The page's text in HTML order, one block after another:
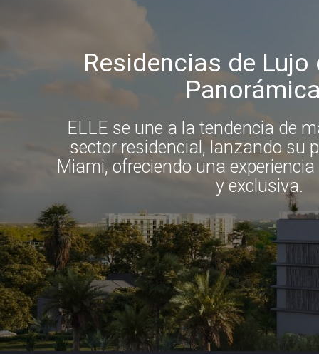
Residencias de
ELLE se une a la tendencia de
sector residencial, lanzando su
Miami, ofreciendo una
y exclusiva.